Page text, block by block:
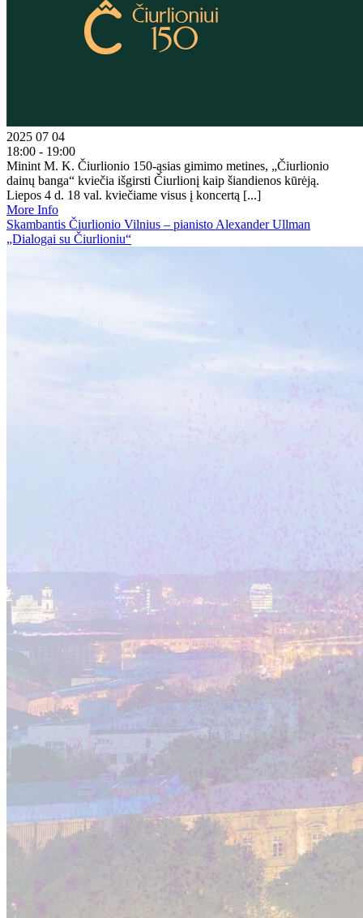
2025 07 04
18:00 - 19:00
Minint M. K. Čiurlionio 150-ąsias gimimo metines, „Čiurlionio
dainų banga“ kviečia išgirsti Čiurlionį kaip šiandienos kūrėją.
Liepos 4 d. 18 val. kviečiame visus į koncertą [...]
More Info
Skambantis Čiurlionio Vilnius – pianisto Alexander Ullman
„Dialogai su Čiurlioniu“